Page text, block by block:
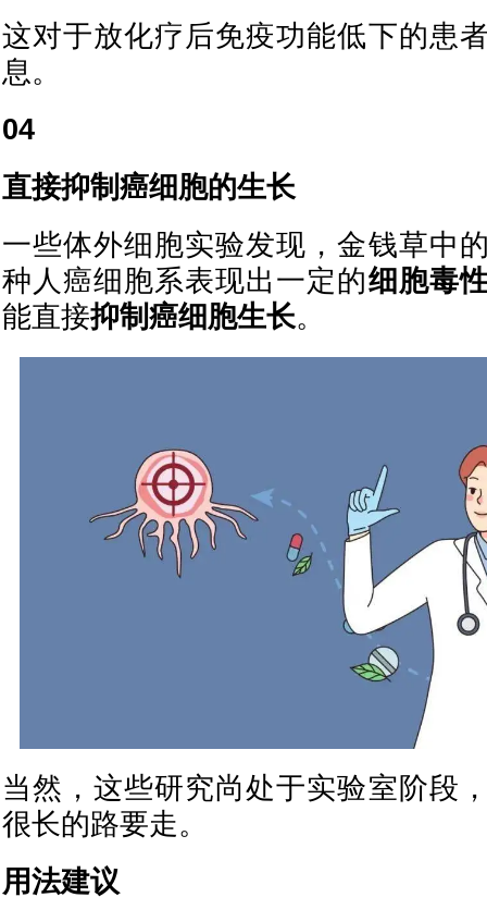
这对于放化疗后免疫功能低下的患
息。
04
直接抑制癌细胞的生长
一些体外细胞实验发现，金钱草中
种人癌细胞系表现出一定的细胞毒
能直接抑制癌细胞生长。
当然，这些研究尚处于实验室阶段
很长的路要走。
用法建议